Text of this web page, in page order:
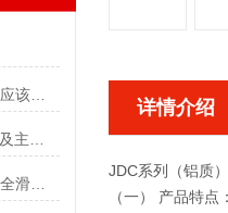
详情介绍
JDC系列（铝质
（一） 产品特点